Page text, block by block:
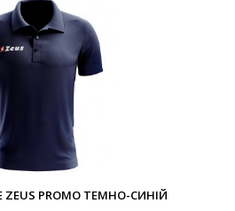
PROMO ТЕМНО-СИНІЙ